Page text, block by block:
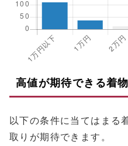
高値が期待できる着
以下の条件に当てはまる
取りが期待できます。